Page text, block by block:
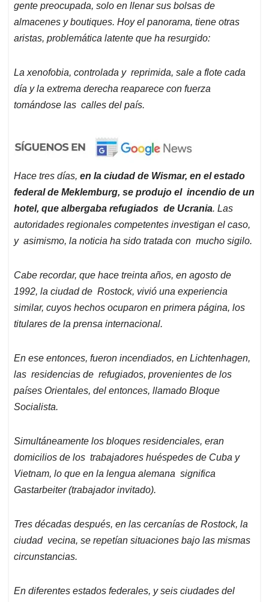
gente preocupada, solo en llenar sus bolsas de
almacenes y boutiques. Hoy el panorama, tiene otras
aristas, problemática latente que ha resurgido:
La xenofobia, controlada y reprimida, sale a flote cada
día y la extrema derecha reaparece con fuerza
tomándose las calles del país.
Hace tres días, en la ciudad de Wismar, en el estado
federal de Meklemburg, se produjo el incendio de un
hotel, que albergaba refugiados de Ucrania. Las
autoridades regionales competentes investigan el caso,
y asimismo, la noticia ha sido tratada con mucho sigilo.
Cabe recordar, que hace treinta años, en agosto de
1992, la ciudad de Rostock, vivió una experiencia
similar, cuyos hechos ocuparon en primera página, los
titulares de la prensa internacional.
En ese entonces, fueron incendiados, en Lichtenhagen,
las residencias de refugiados, provenientes de los
países Orientales, del entonces, llamado Bloque
Socialista.
Simultáneamente los bloques residenciales, eran
domicilios de los trabajadores huéspedes de Cuba y
Vietnam, lo que en la lengua alemana significa
Gastarbeiter (trabajador invitado).
Tres décadas después, en las cercanías de Rostock, la
ciudad vecina, se repetían situaciones bajo las mismas
circunstancias.
En diferentes estados federales, y seis ciudades del